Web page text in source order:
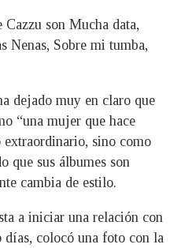
son Mucha data,
Nenas, Sobre mi tumba,
dejado muy en claro que
“una mujer que hace
sino como
que sus álbumes son
cambia de estilo.
a iniciar una relación con
días, colocó una foto con la